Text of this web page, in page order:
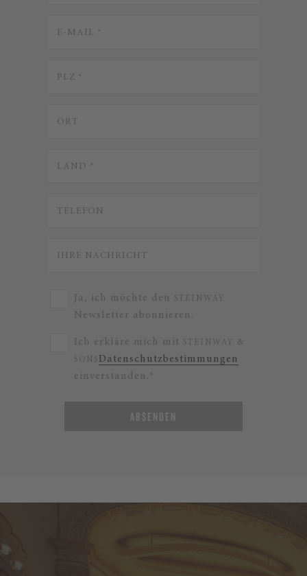
Ja, ich möchte den STEINWAY
Newsletter abonnieren.
Ich erkläre mich mit STEINWAY &
SONS Datenschutzbestimmungen
einverstanden.*
ABSENDEN